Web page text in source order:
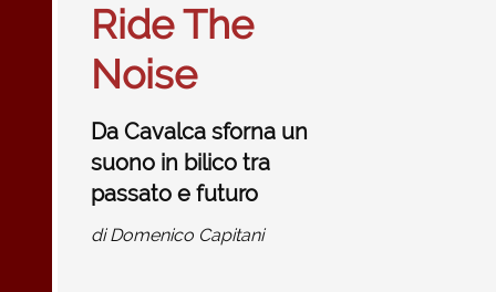
Ride The
Noise
Da Cavalca sforna un
suono in bilico tra
passato e futuro
diDomenico Capitani